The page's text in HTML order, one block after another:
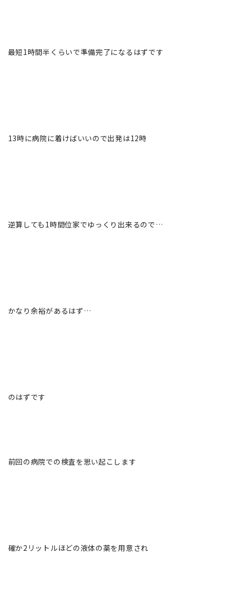
最短1時間半くらいで準備完了になるはずです
13時に病院に着けばいいので出発は12時
逆算しても1時間位家でゆっくり出来るので…
かなり余裕があるはず…
のはずです
前回の病院での検査を思い起こします
確か2リットルほどの液体の薬を用意され